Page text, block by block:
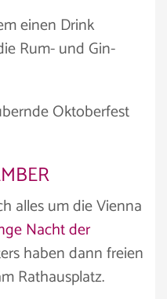
einen Drink
Rum- und Gin-
Oktoberfest
alles um die Vienna
Nacht der
haben dann freien
Rathausplatz.